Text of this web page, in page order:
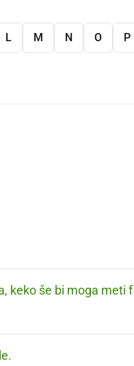
L M N O P
keko še bi moga meti f